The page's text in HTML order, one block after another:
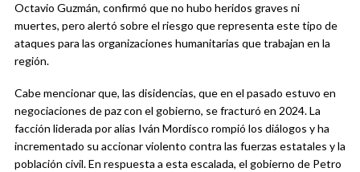
Octavio Guzmán, confirmó que no hubo heridos graves ni
muertes, pero alertó sobre el riesgo que representa este tipo de
ataques para las organizaciones humanitarias que trabajan en la
región.
Cabe mencionar que, las disidencias, que en el pasado estuvo en
negociaciones de paz con el gobierno, se fracturó en 2024. La
facción liderada por alias Iván Mordisco rompió los diálogos y ha
incrementado su accionar violento contra las fuerzas estatales y la
población civil. En respuesta a esta escalada, el gobierno de Petro